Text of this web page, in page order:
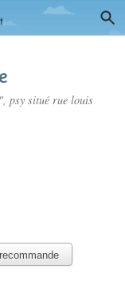
psy situé rue louis